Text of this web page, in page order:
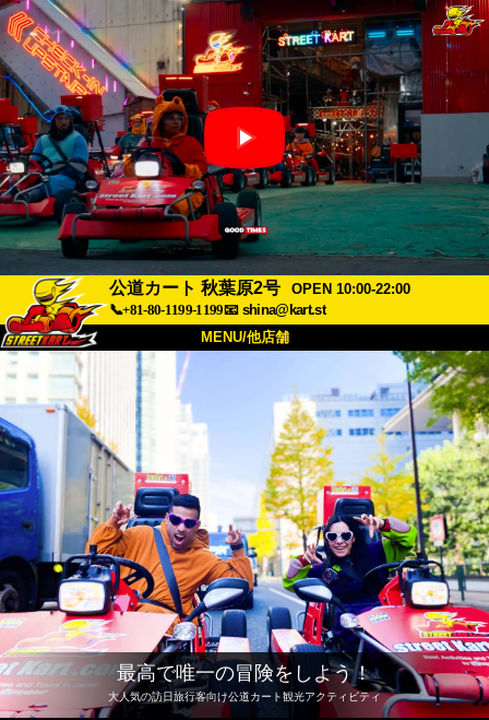
公道カート 秋葉原2号
OPEN 10:00-22:00
📞+81-80-1199-1199📧 shina@kart.st
MENU/他店舗
概要 価格
アクセス FAQ
会社 予約
他店舗
東京 品川 東京 秋葉原 #1
東京 秋葉原 #2 東京 渋谷
東京 渋谷アネックス 東京ベイ
東京 浅草 大阪
沖縄
最高で唯一の冒険をしよう！
大人気の訪日旅行客向け公道カート観光アクティビティ